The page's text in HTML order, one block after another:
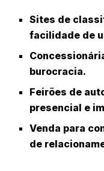
Sites de
facilidade de
burocracia.
Feirões de
presencial e
Venda para
de